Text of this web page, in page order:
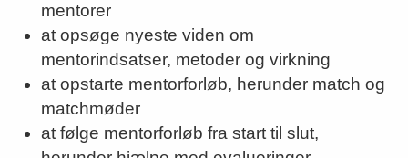
mentorer
at opsøge nyeste viden om
mentorindsatser, metoder og virkning
at opstarte mentorforløb, herunder match og
matchmøder
at følge mentorforløb fra start til slut,